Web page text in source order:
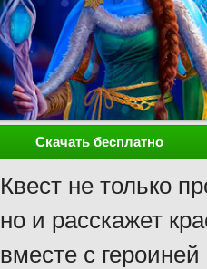
Скачать бесплатно
Квест не только
но и расскажет
вместе с